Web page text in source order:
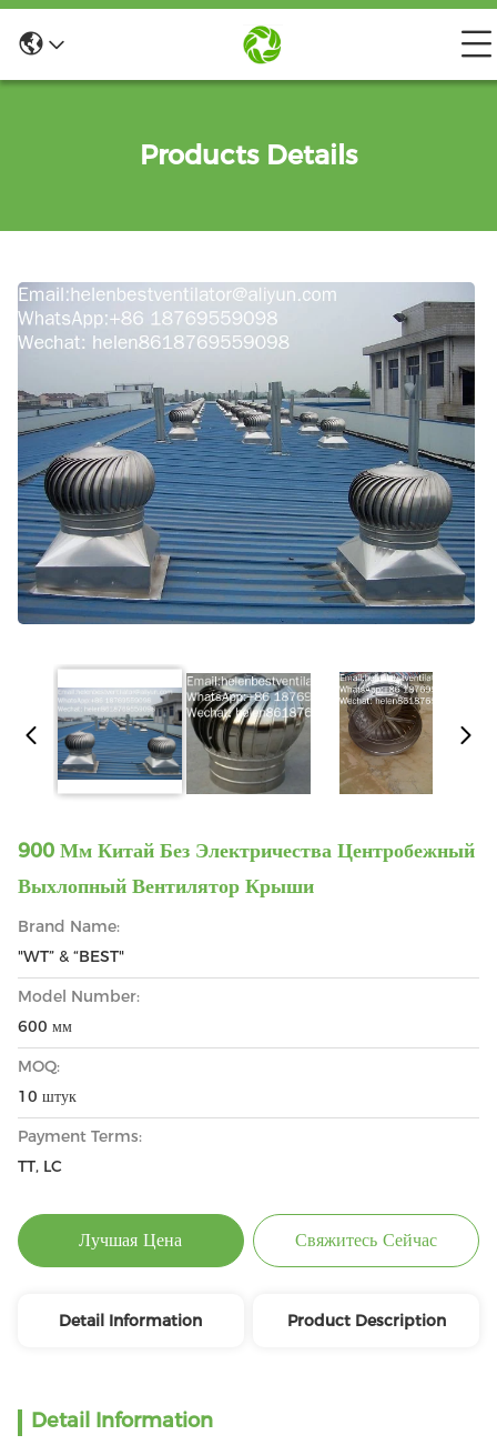
Products Details
900 Мм Китай Без Электричества Центробежный
Выхлопный Вентилятор Крыши
Brand Name:
"WT” & “BEST"
Model Number:
600 мм
MOQ:
10 штук
Payment Terms:
TT, LC
Лучшая Цена Свяжитесь Сейчас
Detail Information Product Description
Detail Information